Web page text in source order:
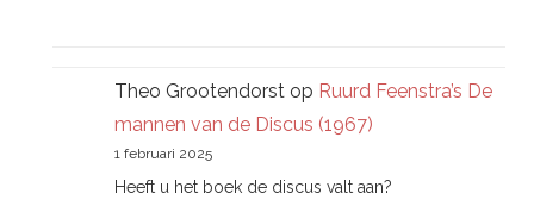
Theo Grootendorst op Ruurd Feenstra’s De
mannen van de Discus (1967)
1 februari 2025
Heeft u het boek de discus valt aan?